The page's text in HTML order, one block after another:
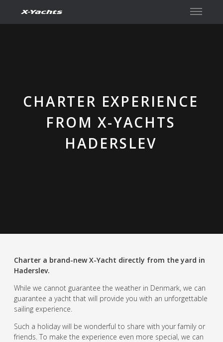
CHARTER EXPERIENCE
FROM X-YACHTS
HADERSLEV
Charter a brand-new X-Yacht directly from the yard in
Haderslev.
While we cannot guarantee the weather in Denmark, we can
guarantee a yacht that will provide you with an unforgettable
sailing experience.
Such a holiday will be wonderful to share with your family or
friends. To make the experience even more special, we can